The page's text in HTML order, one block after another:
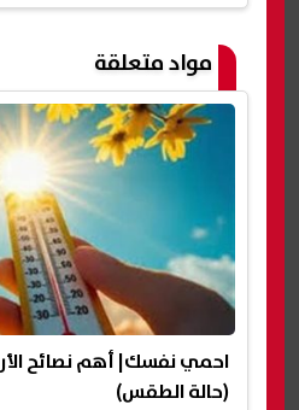
مواد متعلقة
احمي نفسك| أهم نصائح
(حالة الطقس)